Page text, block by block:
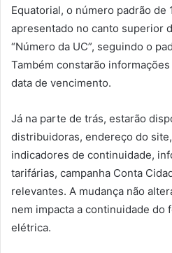
Equatorial, o número padrão de
apresentado no canto superior
“Número da UC”, seguindo o
Também constarão
data de vencimento.
Já na parte de trás, estarão
distribuidoras, endereço do
indicadores de continuidade,
tarifárias, campanha Conta
relevantes. A mudança não
nem impacta a continuidade do
elétrica.